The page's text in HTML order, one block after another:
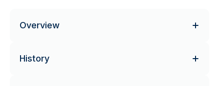
Overview
History